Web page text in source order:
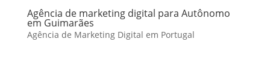
Agência de marketing digital para Autônomo
em Guimarães
Agência de Marketing Digital em Portugal